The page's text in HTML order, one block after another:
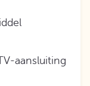
aansluiting